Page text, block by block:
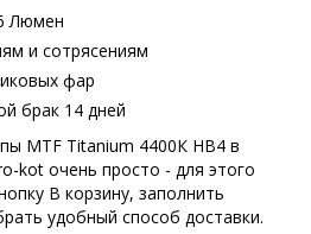
Люмен
и сотрясениям
фар
брак 14 дней
MTF Titanium 4400К HB4 в
kot очень просто - для этого
В корзину, заполнить
удобный способ доставки.